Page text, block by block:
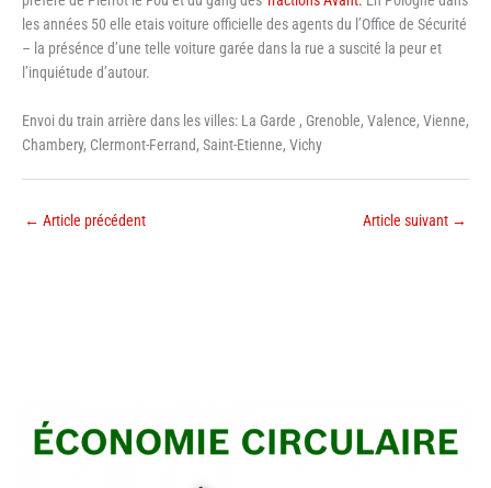
les années 50 elle etais voiture officielle des agents du l’Office de Sécurité
– la présénce d’une telle voiture garée dans la rue a suscité la peur et
l’inquiétude d’autour.
Envoi du train arrière dans les villes: La Garde , Grenoble, Valence, Vienne,
Chambery, Clermont-Ferrand, Saint-Etienne, Vichy
← Article précédent Article suivant →